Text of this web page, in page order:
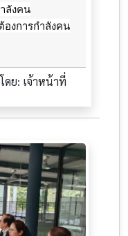
ลังคน
งการกำลังคน
โดย: เจ้าหน้าที่